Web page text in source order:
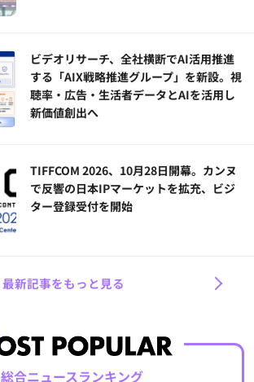
ビデオリサーチ、全社横断でAI活用推進
する「AIX戦略推進グループ」を新設。視
聴率・広告・生活者データとAIを活用し
新価値創出へ
TIFFCOM 2026、10月28日開幕。カンヌ
で反響の日本IPマーケットを拡充、ビジ
ター登録受付を開始
最新記事をもっと見る
総合ニュースランキング